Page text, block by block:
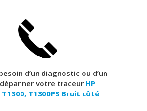
d’un diagnostic ou d’un
votre traceur HP
T1300, T1300PS Bruit côté